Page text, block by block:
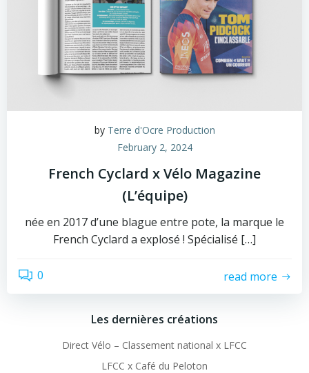
by Terre d'Ocre Production
February 2, 2024
French Cyclard x Vélo Magazine
(L’équipe)
née en 2017 d’une blague entre pote, la marque le
French Cyclard a explosé ! Spécialisé […]
0 read more
Les dernières créations
Direct Vélo – Classement national x LFCC
LFCC x Café du Peloton